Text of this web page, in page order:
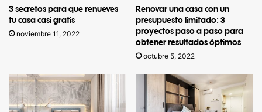
3 secretos para que renueves
tu casa casi gratis
noviembre 11, 2022
Renovar una casa con un
presupuesto limitado: 3
proyectos paso a paso para
obtener resultados óptimos
octubre 5, 2022